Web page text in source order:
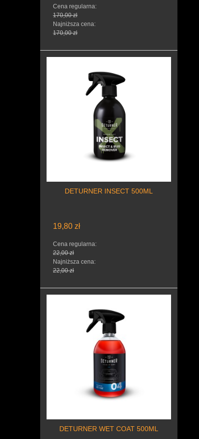
Cena regularna:
170,00 zł
Najniższa cena:
170,00 zł
DETURNER INSECT 500ML
19,80 zł
Cena regularna:
22,00 zł
Najniższa cena:
22,00 zł
DETURNER WET COAT 500ML